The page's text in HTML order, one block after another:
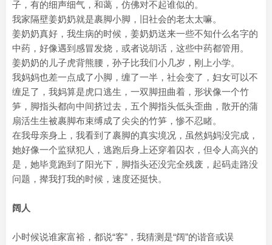
子，有的细声细气，和蔼，仿佛对不起谁似的。
我家隔壁姜奶奶就是裹脚小脚，旧社会的老太太嘛。
姜奶奶真好，我生病的时候，姜奶奶送来一些不知什么名字的
中药，好像遇到感冒发烧，或者说胡话，这些中药都管用。
姜奶奶的儿子虎背熊腰，孙子比我们小几岁，刚上小学。
我妈妈也差一点成了小脚，缠了一半，社会变了，妇女可以不
缠足了，我妈算是虎口逃生，一双脚扭曲着，形状像一个竹
笋，脚指头都向中间挤过去，五个脚指头低头歪曲，散开的蒲
扇活生生被裹脚布束缚成了尖尖的竹笋，惨不忍睹。
在我母亲身上，我看到了裹脚的真实境况，虽然妈妈没完成，
她好像一个监狱犯人，逃跑后身上还穿着囚衣，但令人高兴的
是，她毕竟跑到了阳光下，脚指头还没完全残废，起码走路没
问题，撵我打我的时候，速度还挺快。
阔人
小时候说谁家富裕，都说“客”，我猜测是“阔”的谐音或误